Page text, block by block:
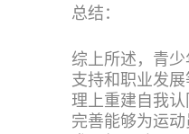
总结：
综上所述，青
支持和职业发
理上重建自我
完善能够为运